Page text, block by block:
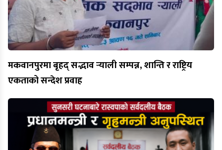
मकवानपुरमा बृहद् सद्भाव र्‍याली सम्पन्न, शान्ति र राष्ट्रिय
एकताको सन्देश प्रवाह